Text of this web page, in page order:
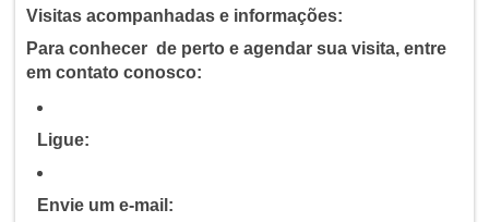
Visitas acompanhadas e informações:
Para conhecer de perto e agendar sua visita, entre
em contato conosco:
Ligue:
Envie um e-mail: